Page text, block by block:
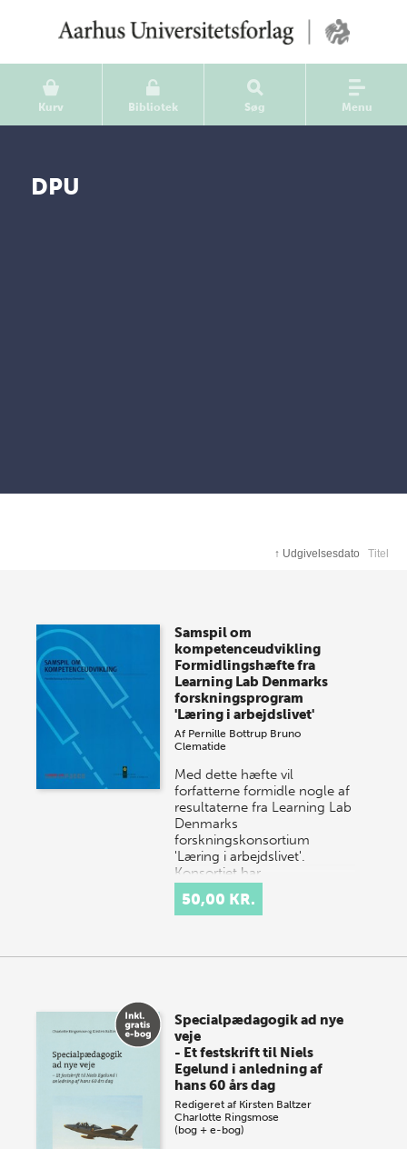
Kurv Bibliotek Søg Menu
DPU
↑ Udgivelsesdato Titel
Samspil om
kompetenceudvikling
Formidlingshæfte fra
Learning Lab Denmarks
forskningsprogram
'Læring i arbejdslivet'
Af Pernille Bottrup Bruno
Clematide
Med dette hæfte vil
forfatterne formidle nogle af
resultaterne fra Learning Lab
Denmarks
forskningskonsortium
'Læring i arbejdslivet'.
Konsortiet har…
50,00 KR.
Specialpædagogik ad nye
veje
- Et festskrift til Niels
Egelund i anledning af
hans 60 års dag
Redigeret af Kirsten Baltzer
Charlotte Ringsmose
(bog + e-bog)